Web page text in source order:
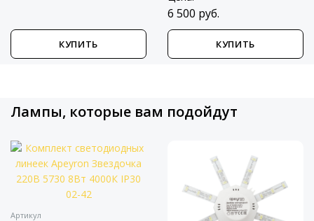
КУПИТЬ
6 500 руб.
КУПИТЬ
Лампы, которые вам подойдут
Артикул